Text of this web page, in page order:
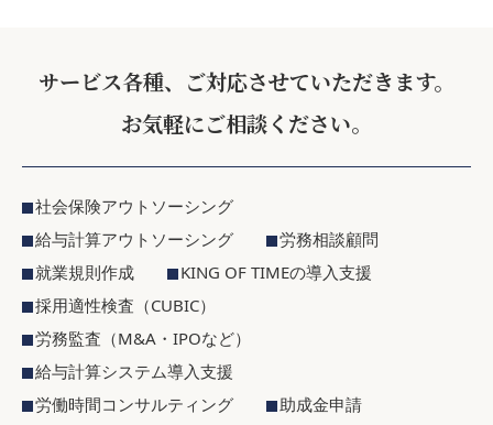
サービス各種、ご対応させていただきます。
お気軽にご相談ください。
社会保険アウトソーシング
給与計算アウトソーシング
労務相談顧問
就業規則作成
KING OF TIMEの導入支援
採用適性検査（CUBIC）
労務監査（M&A・IPOなど）
給与計算システム導入支援
労働時間コンサルティング
助成金申請